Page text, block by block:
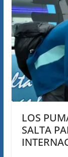
LOS
SALTA